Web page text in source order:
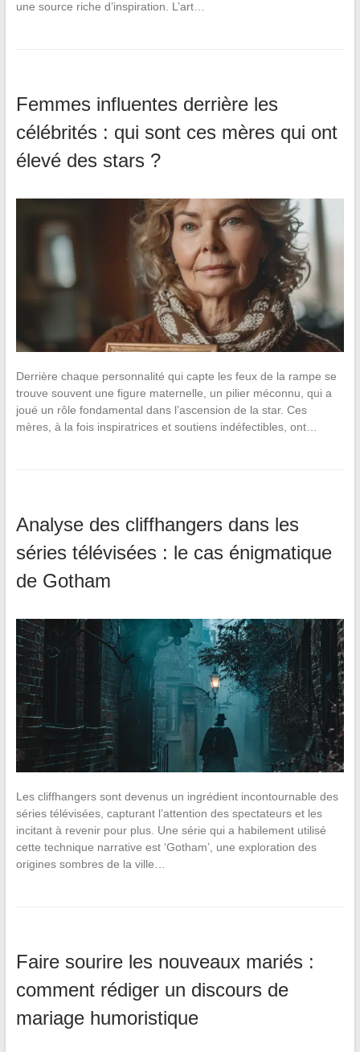
une source riche d’inspiration. L’art…
Femmes influentes derrière les
célébrités : qui sont ces mères qui ont
élevé des stars ?
Derrière chaque personnalité qui capte les feux de la rampe se
trouve souvent une figure maternelle, un pilier méconnu, qui a
joué un rôle fondamental dans l’ascension de la star. Ces
mères, à la fois inspiratrices et soutiens indéfectibles, ont…
Analyse des cliffhangers dans les
séries télévisées : le cas énigmatique
de Gotham
Les cliffhangers sont devenus un ingrédient incontournable des
séries télévisées, capturant l’attention des spectateurs et les
incitant à revenir pour plus. Une série qui a habilement utilisé
cette technique narrative est ‘Gotham’, une exploration des
origines sombres de la ville…
Faire sourire les nouveaux mariés :
comment rédiger un discours de
mariage humoristique